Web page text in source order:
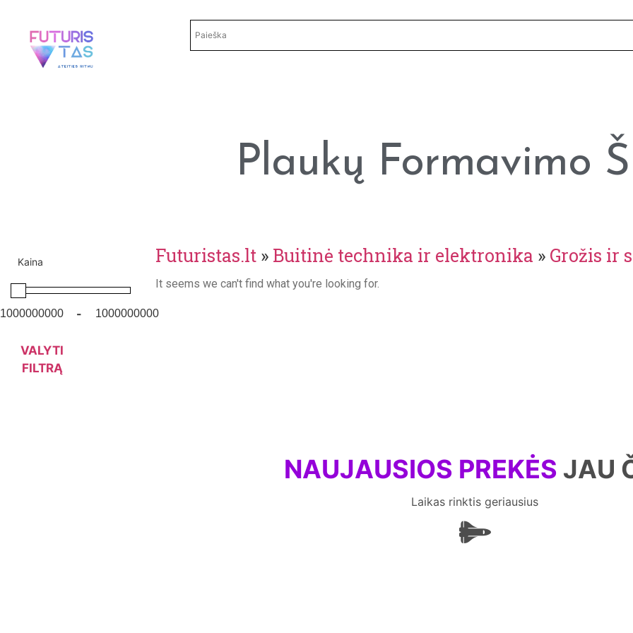
Plaukų Formavimo
Kaina
-
VALYTI
FILTRĄ
Futuristas.lt » Buitinė technika ir elektronika » Grožis ir
It seems we can't find what you're looking for.
NAUJAUSIOS PREKĖS JAU
Laikas rinktis geriausius